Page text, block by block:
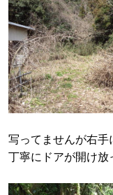
写ってませんが右手
丁寧にドアが開け放